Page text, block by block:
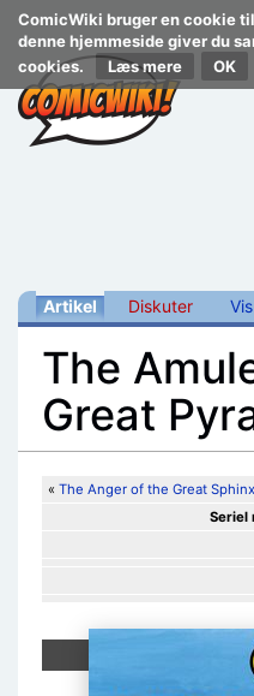
ComicWiki bruger en cookie
denne hjemmeside giver du
cookies.
Læs mere
Artikel Diskuter
The
Great
« The Anger of the Great Sphinx
Seriel